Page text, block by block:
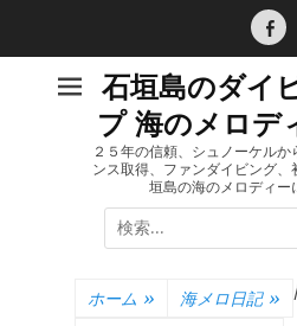
石垣島のダイ
プ 海のメロ
２５年の信頼、シュノーケル
ンス取得、ファンダイビング
垣島の海のメロディー
検
索:
ホーム » 海メロ日記 »